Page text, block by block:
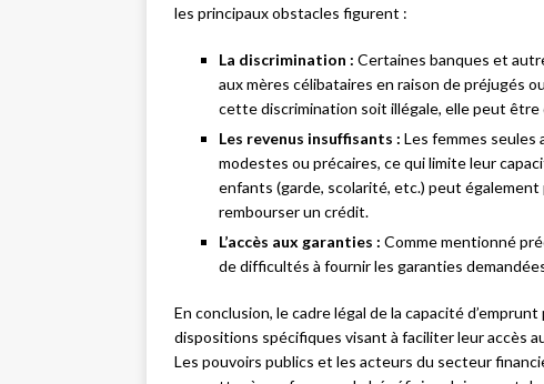
les principaux obstacles figurent :
La discrimination : Certaines banques et
aux mères célibataires en raison de préjugés
cette discrimination soit illégale, elle peut
Les revenus insuffisants : Les femmes seules
modestes ou précaires, ce qui limite leur
enfants (garde, scolarité, etc.) peut
rembourser un crédit.
L’accès aux garanties : Comme mentionné
de difficultés à fournir les garanties
En conclusion, le cadre légal de la capacité
dispositions spécifiques visant à faciliter leur accès
Les pouvoirs publics et les acteurs du secteur